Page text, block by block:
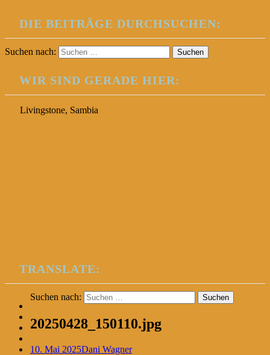
DIE BEITRÄGE DURCHSUCHEN:
Suchen nach:
WIR SIND GERADE HIER:
Livingstone, Sambia
TRANSLATE:
Suchen nach:
20250428_150110.jpg
10. Mai 2025Dani Wagner